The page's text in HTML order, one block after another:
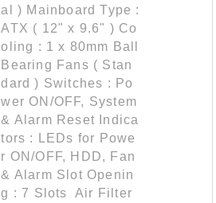
al ) Mainboard Type :
ATX ( 12" x 9.6" ) Co
oling : 1 x 80mm Ball
Bearing Fans ( Stan
dard ) Switches : Po
wer ON/OFF, System
& Alarm Reset Indica
tors : LEDs for Powe
r ON/OFF, HDD, Fan
& Alarm Slot Openin
g : 7 Slots Air Filter